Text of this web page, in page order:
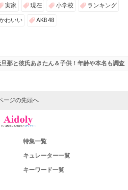
実家 現在 小学校 ランキング
わいい AKB48
那と彼氏あきたん＆子供！年齢や本名も調査
ージの先頭へ
特集一覧
キュレーター一覧
キーワード一覧